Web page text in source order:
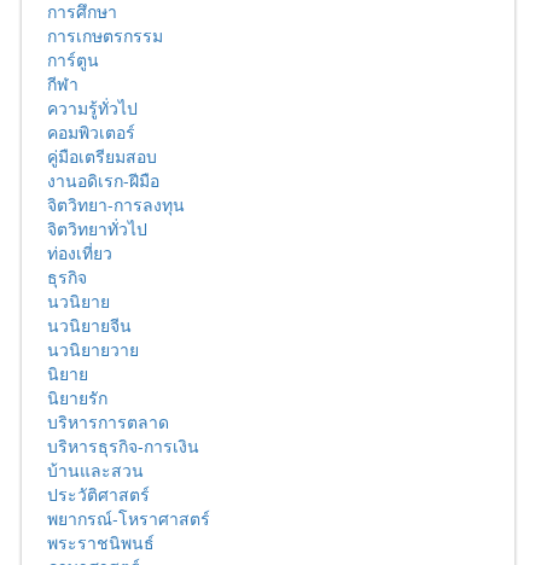
การศึกษา
การเกษตรกรรม
การ์ตูน
กีฬา
ความรู้ทั่วไป
คอมพิวเตอร์
คู่มือเตรียมสอบ
งานอดิเรก-ฝีมือ
จิตวิทยา-การลงทุน
จิตวิทยาทั่วไป
ท่องเที่ยว
ธุรกิจ
นวนิยาย
นวนิยายจีน
นวนิยายวาย
นิยาย
นิยายรัก
บริหารการตลาด
บริหารธุรกิจ-การเงิน
บ้านและสวน
ประวัติศาสตร์
พยากรณ์-โหราศาสตร์
พระราชนิพนธ์